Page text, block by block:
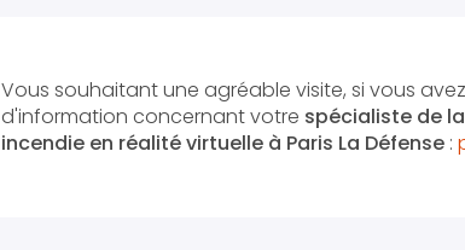
Vous souhaitant une agréable visite, si vous
d'information concernant votre spécialiste de
incendie en réalité virtuelle à Paris La Défense :